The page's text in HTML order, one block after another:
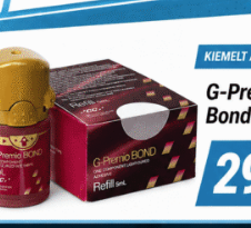
papírok Artikulációs